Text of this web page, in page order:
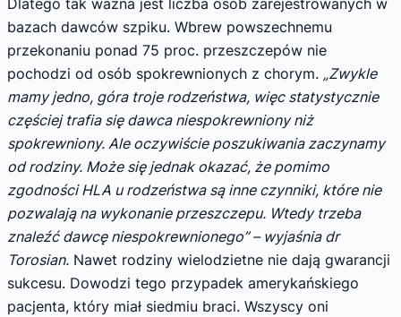
Dlatego tak ważna jest liczba osób zarejestrowanych w
bazach dawców szpiku. Wbrew powszechnemu
przekonaniu ponad 75 proc. przeszczepów nie
pochodzi od osób spokrewnionych z chorym. „Zwykle
mamy jedno, góra troje rodzeństwa, więc statystycznie
częściej trafia się dawca niespokrewniony niż
spokrewniony. Ale oczywiście poszukiwania zaczynamy
od rodziny. Może się jednak okazać, że pomimo
zgodności HLA u rodzeństwa są inne czynniki, które nie
pozwalają na wykonanie przeszczepu. Wtedy trzeba
znaleźć dawcę niespokrewnionego” – wyjaśnia dr
Torosian. Nawet rodziny wielodzietne nie dają gwarancji
sukcesu. Dowodzi tego przypadek amerykańskiego
pacjenta, który miał siedmiu braci. Wszyscy oni